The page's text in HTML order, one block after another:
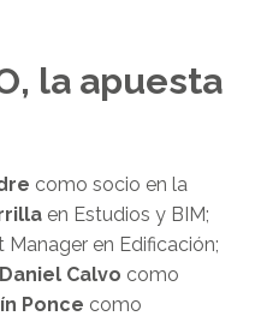
la apuesta
como socio en la
en Estudios y BIM;
en Edificación;
Daniel Calvo como
Ponce como